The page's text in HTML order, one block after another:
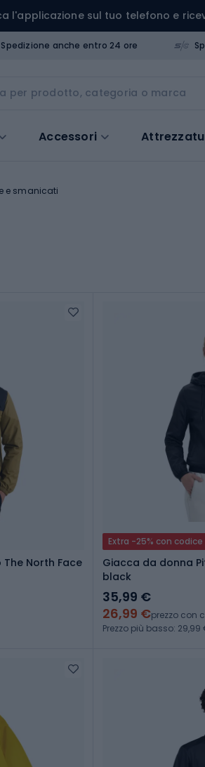
l'applicazione sul tuo telefono e
Spedizione anche entro 24 ore
Accessori
e smanicati
North Face
Extra -25% con codice
Giacca da donna
black
35,99 €
26,99 €prezzo con
Prezzo più basso: 29,99